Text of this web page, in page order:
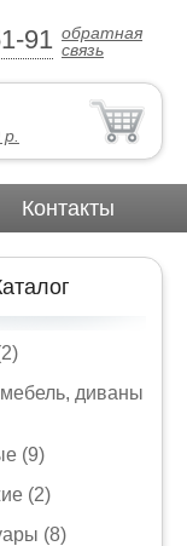
91 обратная
связь
р.
Контакты
диваны
(9)
(2)
(8)